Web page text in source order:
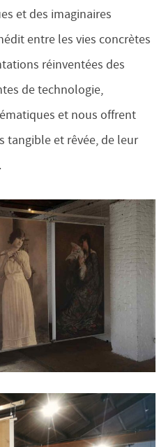
et des imaginaires
entre les vies concrètes
réinventées des
de technologie,
et nous offrent
tangible et rêvée, de leur